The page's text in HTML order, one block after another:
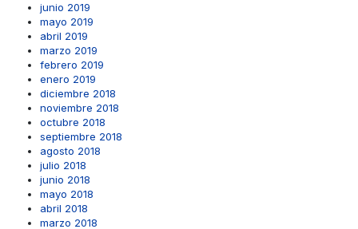
junio 2019
mayo 2019
abril 2019
marzo 2019
febrero 2019
enero 2019
diciembre 2018
noviembre 2018
octubre 2018
septiembre 2018
agosto 2018
julio 2018
junio 2018
mayo 2018
abril 2018
marzo 2018